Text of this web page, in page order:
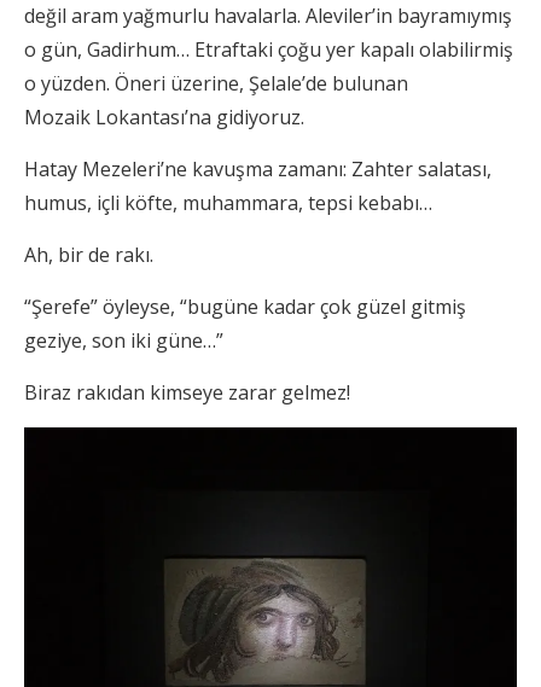
değil aram yağmurlu havalarla. Aleviler’in bayramıymış
o gün, Gadirhum… Etraftaki çoğu yer kapalı olabilirmiş
o yüzden. Öneri üzerine, Şelale’de bulunan
Mozaik Lokantası’na gidiyoruz.
Hatay Mezeleri’ne kavuşma zamanı: Zahter salatası,
humus, içli köfte, muhammara, tepsi kebabı…
Ah, bir de rakı.
“Şerefe” öyleyse, “bugüne kadar çok güzel gitmiş
geziye, son iki güne…”
Biraz rakıdan kimseye zarar gelmez!